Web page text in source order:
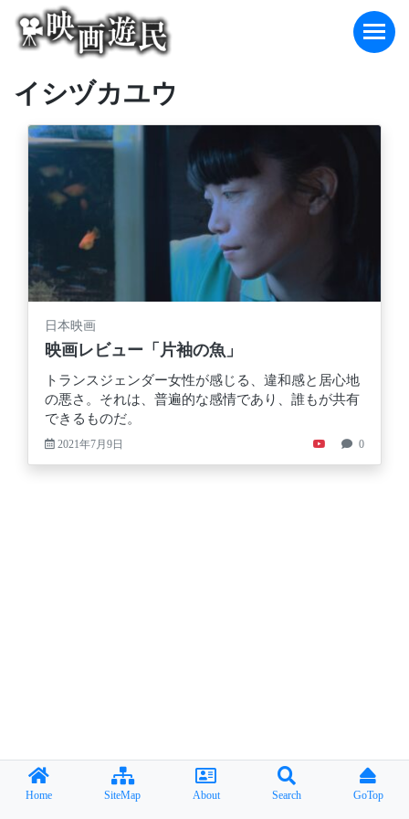
content
イシヅカユウ
日本映画
映画レビュー「片袖の魚」
トランスジェンダー女性が感じる、違和感と居心地
の悪さ。それは、普遍的な感情であり、誰もが共有
できるものだ。
2021年7月9日 0
Home SiteMap About Search GoTop